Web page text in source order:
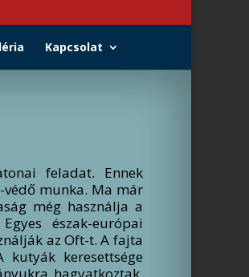
Kapcsolat
feladat. Ennek
védő munka. Ma már
még használja a
észak-európai
az Oft-t. A fajta
keresettsége